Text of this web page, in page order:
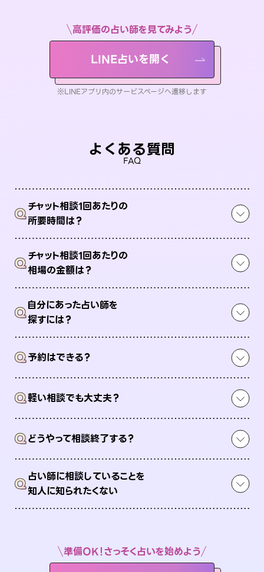
高評価の占い師を見てみよう
LINE占いを開く
※LINEアプリ内のサービスページへ遷移します
よくある質問
FAQ
Qチャット相談1回あたりの
所要時間は？
Qチャット相談1回あたりの
相場の金額は？
Q自分にあった占い師を
探すには？
Q予約はできる？
Q軽い相談でも大丈夫？
Qどうやって相談終了する？
Q占い師に相談していることを
知人に知られたくない
準備OK！さっそく占いを始めよう